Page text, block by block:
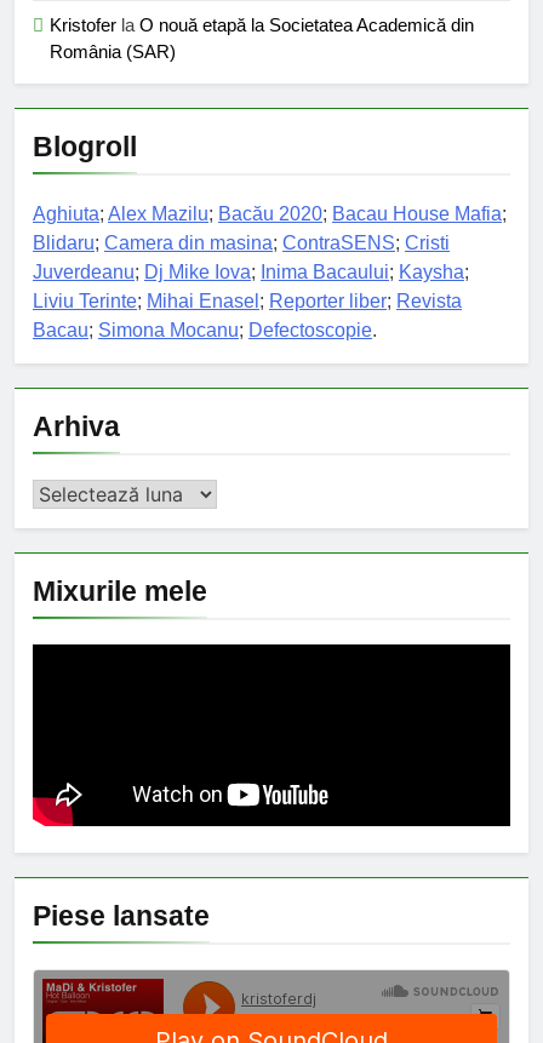
Kristofer la O nouă etapă la Societatea Academică din
România (SAR)
Blogroll
Aghiuta; Alex Mazilu; Bacău 2020; Bacau House Mafia;
Blidaru; Camera din masina; ContraSENS; Cristi
Juverdeanu; Dj Mike Iova; Inima Bacaului; Kaysha;
Liviu Terinte; Mihai Enasel ; Reporter liber; Revista
Bacau; Simona Mocanu; Defectoscopie.
Arhiva
Arhiva
Mixurile mele
Piese lansate